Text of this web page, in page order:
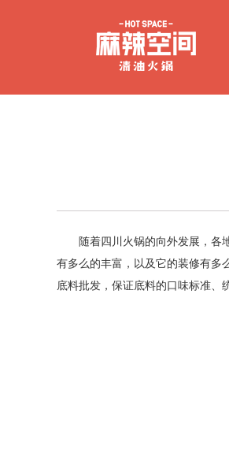
随着四川火锅的向外发展 ， 各
有多么的丰富，以及它的装修有多
底料批发， 保证底料的口味标准、